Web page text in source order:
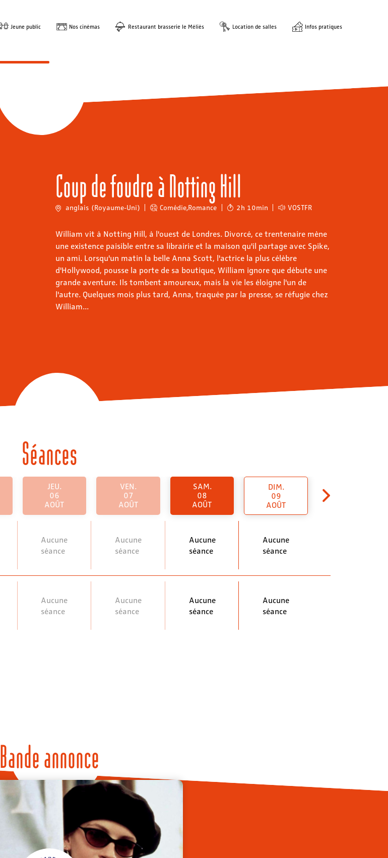
Jeune public Nos cinémas Restaurant brasserie le Méliès Location de salles Infos pratiques
Coup de foudre à Notting Hill
anglais (Royaume-Uni) Comédie,Romance 2h 10min VOSTFR
William vit à Notting Hill, à l'ouest de Londres. Divorcé, ce trentenaire mène
une existence paisible entre sa librairie et la maison qu'il partage avec Spike,
un ami. Lorsqu'un matin la belle Anna Scott, l'actrice la plus célèbre
d'Hollywood, pousse la porte de sa boutique, William ignore que débute une
grande aventure. Ils tombent amoureux, mais la vie les éloigne l'un de
l'autre. Quelques mois plus tard, Anna, traquée par la presse, se réfugie chez
William...
Séances
JEU.
06
AOÛT
Aucune
séance
Aucune
séance
VEN.
07
AOÛT
Aucune
séance
Aucune
séance
SAM.
08
AOÛT
Aucune
séance
Aucune
séance
DIM.
09
AOÛT
Aucune
séance
Aucune
séance
Bande annonce